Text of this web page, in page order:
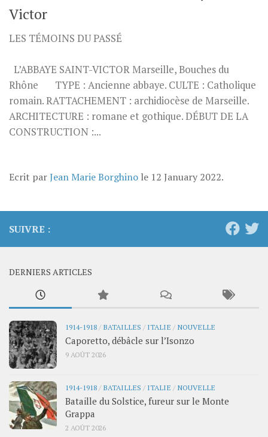
Victor
LES TÉMOINS DU PASSÉ
L’ABBAYE SAINT-VICTOR Marseille, Bouches du
Rhône TYPE : Ancienne abbaye. CULTE : Catholique
romain. RATTACHEMENT : archidiocèse de Marseille.
ARCHITECTURE : romane et gothique. DÉBUT DE LA
CONSTRUCTION :...
Ecrit parJean Marie Borghino le 12 January 2022.
SUIVRE :
DERNIERS ARTICLES
1914-1918 / BATAILLES / ITALIE / NOUVELLE
Caporetto, débâcle sur l’Isonzo
9 AOÛT 2026
1914-1918 / BATAILLES / ITALIE / NOUVELLE
Bataille du Solstice, fureur sur le Monte
Grappa
2 AOÛT 2026